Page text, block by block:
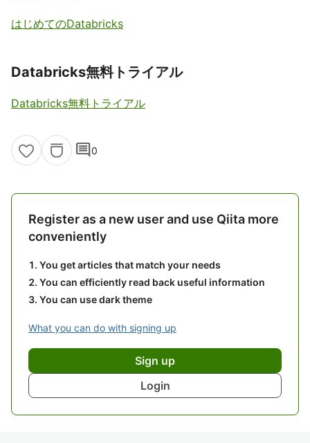
はじめてのDatabricks
Databricks無料トライアル
Databricks無料トライアル
comment0
Register as a new user and use Qiita more
conveniently
You get articles that match your needs
You can efficiently read back useful information
You can use dark theme
What you can do with signing up
Sign up
Login